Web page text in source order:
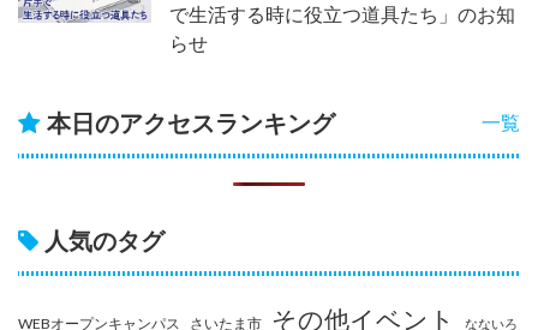
で生活する時に役立つ道具たち」のお知
らせ
一覧
本日のアクセスランキング
人気のタグ
WEBオープンキャンパス さいたま市 その他イベント
なないろ